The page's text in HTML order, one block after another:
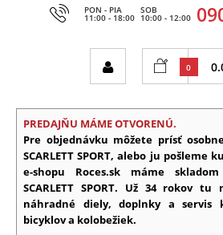
PON - PIA
11:00 - 18:00
SOB
10:00 - 12:00
0
PREDAJŇU MÁME OTVORENÚ.
Pre objednávku môžete prísť
SCARLETT SPORT, alebo ju pošleme
e-shopu Roces.sk máme
SCARLETT SPORT. Už 34 rokov tu
náhradné diely, doplnky a servis
bicyklov a kolobežiek.